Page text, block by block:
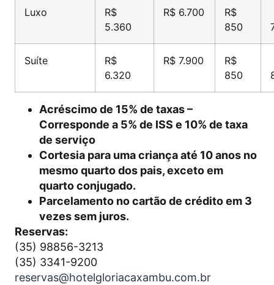
Luxo
R$
5.360
R$ 6.700
R$
850
Suíte
R$
6.320
R$ 7.900
R$
850
Acréscimo de 15% de taxas –
Corresponde a 5% de ISS e 10% de taxa
de serviço
Cortesia para uma criança até 10 anos no
mesmo quarto dos pais, exceto em
quarto conjugado.
Parcelamento no cartão de crédito em 3
vezes sem juros.
Reservas:
(35) 98856-3213
(35) 3341-9200
reservas@hotelgloriacaxambu.com.br